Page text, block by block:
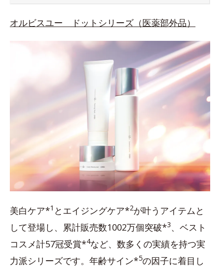
オルビスユー ドットシリーズ（医薬部外品）
美白ケア*1 とエイジングケア*2が叶うアイテムと
して登場し、累計販売数1002万個突破*3、ベスト
コスメ計57冠受賞*4など、数多くの実績を持つ実
力派シリーズです。年齢サイン*5の因子に着目し